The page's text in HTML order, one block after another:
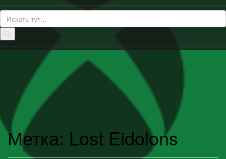
Искать:
Метка: Lost Eidolons